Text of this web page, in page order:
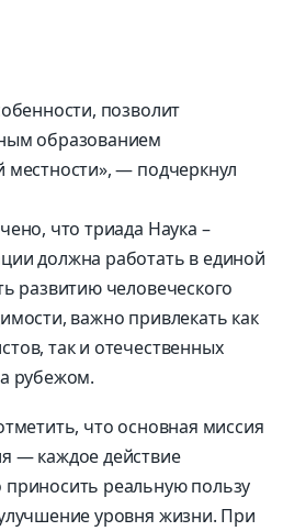
позволит
образованием
местности», — подчеркнул
что триада Наука –
должна работать в единой
развитию человеческого
важно привлекать как
так и отечественных
рубежом.
что основная миссия
— каждое действие
реальную пользу
уровня жизни. При